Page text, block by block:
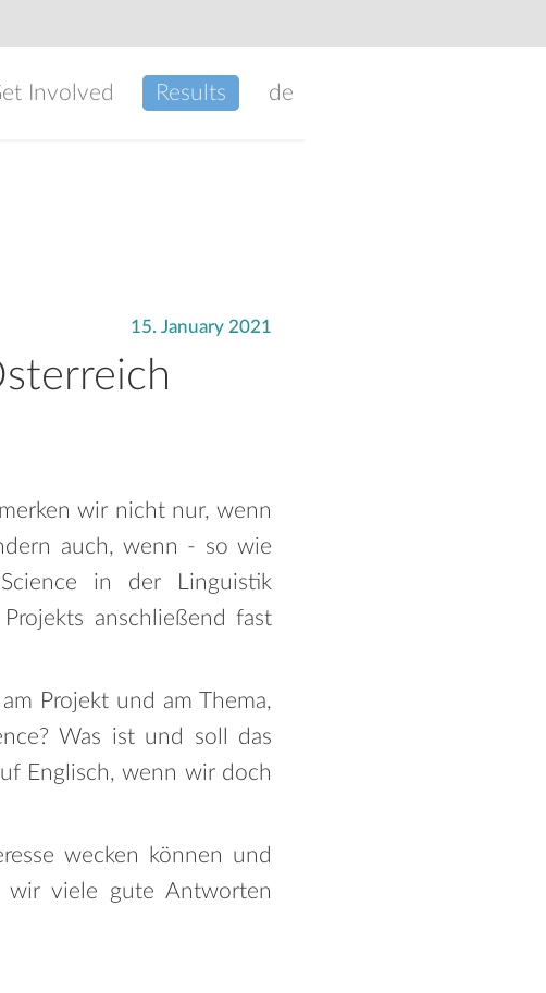
Involved Results de
15. January 2021
wir nicht nur, wenn
auch, wenn - so wie
in der Linguistik
anschließend fast
Projekt und am Thema,
Was ist und soll das
Englisch, wenn wir doch
wecken können und
wir viele gute Antworten